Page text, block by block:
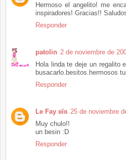
Hermoso el angelito! me
inspiradores! Gracias!!
Responder
patolin 2 de noviembre de
Hola linda te deje un regalito
busacarlo.besitos.hermosos
Responder
Le Fay ʚïɞ 25 de noviembre
Muy chulo!!
un besin :D
Responder